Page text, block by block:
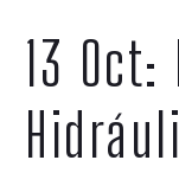
13 Oct: